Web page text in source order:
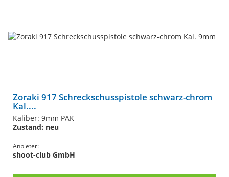
Zoraki 917 Schreckschusspistole schwarz-chrom
Kal....
Kaliber: 9mm PAK
Zustand: neu
Anbieter:
shoot-club GmbH